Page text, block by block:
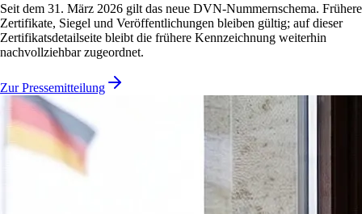
Seit dem 31. März 2026 gilt das neue DVN-Nummernschema. Frühere
Zertifikate, Siegel und Veröffentlichungen bleiben gültig; auf dieser
Zertifikatsdetailseite bleibt die frühere Kennzeichnung weiterhin
nachvollziehbar zugeordnet.
Zur Pressemitteilung